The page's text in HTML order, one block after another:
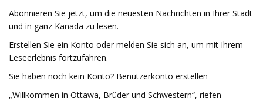
Abonnieren Sie jetzt, um die neuesten Nachrichten in Ihrer Stadt
und in ganz Kanada zu lesen.
Erstellen Sie ein Konto oder melden Sie sich an, um mit Ihrem
Leseerlebnis fortzufahren.
Sie haben noch kein Konto? Benutzerkonto erstellen
„Willkommen in Ottawa, Brüder und Schwestern“, riefen